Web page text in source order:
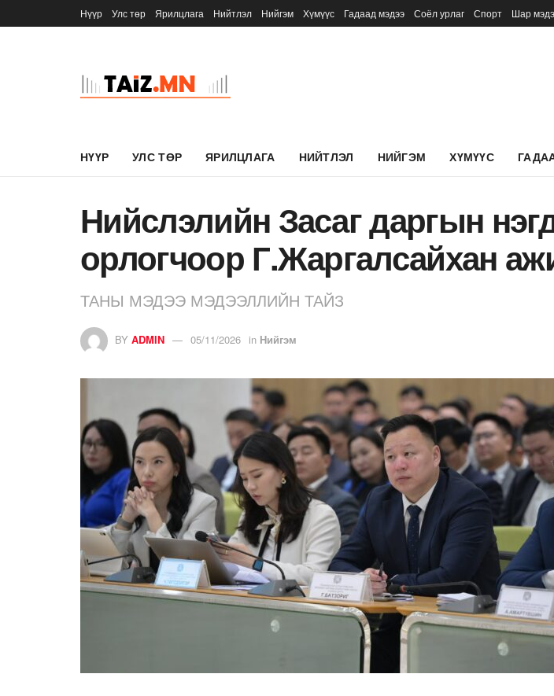
Нүүр Улс төр Ярилцлага Нийтлэл Нийгэм Хүмүүс Гадаад мэдээ Соёл урлаг Спорт Шар
НҮҮР УЛС ТӨР ЯРИЛЦЛАГА НИЙТЛЭЛ НИЙГЭМ ХҮМҮҮС
Нийслэлийн Засаг даргын
орлогчоор Г.Жаргалсайхан
ТАНЫ МЭДЭЭ МЭДЭЭЛЛИЙН ТАЙЗ
BY ADMIN 05/11/2026 in Нийгэм